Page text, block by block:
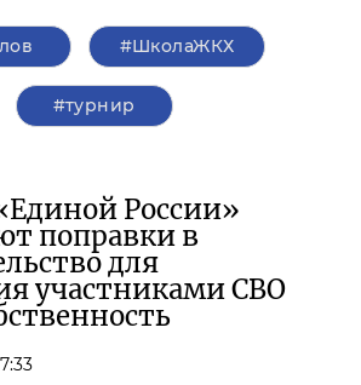
#ШколаЖКХ
#турнир
России»
поправки в
для
участниками СВО